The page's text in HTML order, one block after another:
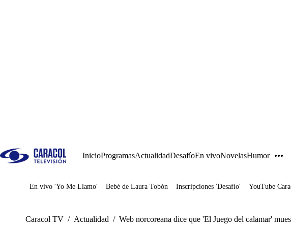
InicioProgramasActualidadDesafíoEn vivoNovelasHumor
Juegos
En vivo 'Yo Me Llamo' Bebé de Laura Tobón Inscripciones 'Desafío' YouTube
Caracol TV / Actualidad / Web norcoreana dice que 'El Juego del calamar'